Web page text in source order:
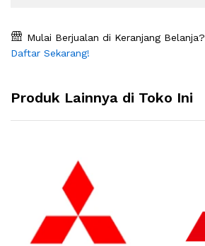
Mulai Berjualan di Keranjang Belanja?
Daftar Sekarang!
Produk Lainnya di Toko Ini